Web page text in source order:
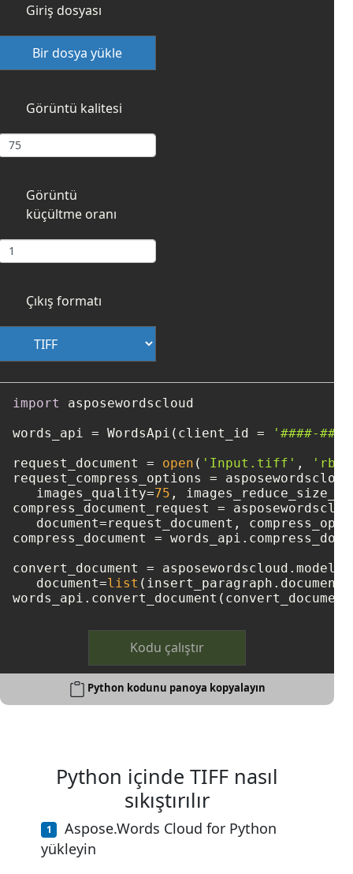
Giriş dosyası
Bir dosya yükle
Görüntü kalitesi
Görüntü
küçültme oranı
Çıkış formatı
import
asposewordscloud
words_api = WordsApi(client_id =
'####-
request_document = open ( 'Input.tiff' , 'rb'
request_compress_options =
   images_quality=
75 ,
compress_document_request =
document=request_document,
compress_document =
convert_document =
   document=
list
Kodu çalıştır
Python kodunu panoya kopyalayın
Python içinde TIFF nasıl
sıkıştırılır
Aspose.Words Cloud for Python
yükleyin